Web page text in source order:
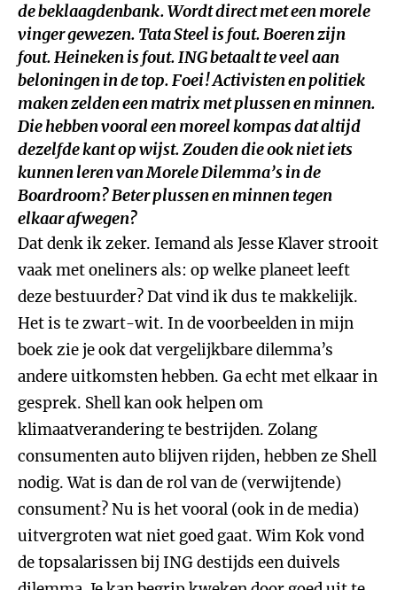
de beklaagdenbank. Wordt direct met een morele
vinger gewezen. Tata Steel is fout. Boeren zijn
fout. Heineken is fout. ING betaalt te veel aan
beloningen in de top. Foei! Activisten en politiek
maken zelden een matrix met plussen en minnen.
Die hebben vooral een moreel kompas dat altijd
dezelfde kant op wijst. Zouden die ook niet iets
kunnen leren vanMorele Dilemma’s in de
Boardroom? Beter plussen en minnen tegen
elkaar afwegen?
Dat denk ik zeker. Iemand als Jesse Klaver strooit
vaak met oneliners als: op welke planeet leeft
deze bestuurder? Dat vind ik dus te makkelijk.
Het is te zwart-wit. In de voorbeelden in mijn
boek zie je ook dat vergelijkbare dilemma’s
andere uitkomsten hebben. Ga echt met elkaar in
gesprek. Shell kan ook helpen om
klimaatverandering te bestrijden. Zolang
consumenten auto blijven rijden, hebben ze Shell
nodig. Wat is dan de rol van de (verwijtende)
consument? Nu is het vooral (ook in de media)
uitvergroten wat niet goed gaat. Wim Kok vond
de topsalarissen bij ING destijds een duivels